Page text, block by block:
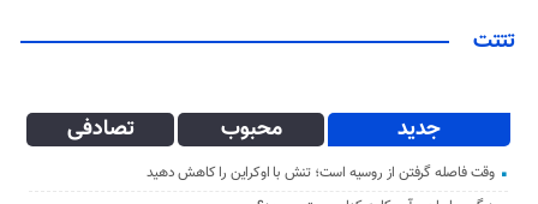
تتتت
جدید محبوب تصادفی
وقت فاصله گرفتن از روسیه است؛ تنش با اوکراین را کاهش دهید